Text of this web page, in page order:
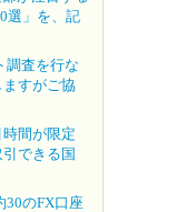
選」を、記
調査を行な
すがご協
間が限定
できる国
30のFX口座